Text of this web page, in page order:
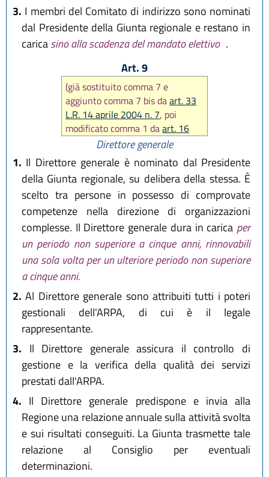
3. I membri del Comitato di indirizzo sono nominati
dal Presidente della Giunta regionale e restano in
caricasino alla scadenza del mandato elettivo .
Art. 9
(già sostituito comma 7 e
aggiunto comma 7 bis daart. 33
L.R. 14 aprile 2004 n. 7, poi
modificato comma 1 daart. 16
L.R. 30 luglio 2015 n. 13)
Direttore generale
1. Il Direttore generale è nominato dal Presidente
della Giunta regionale, su delibera della stessa. È
scelto tra persone in possesso di comprovate
competenze nella direzione di organizzazioni
complesse. Il Direttore generale dura in carica per
un periodo non superiore a cinque anni, rinnovabili
una sola volta per un ulteriore periodo non superiore
a cinque anni.
2. Al Direttore generale sono attribuiti tutti i poteri
gestionali dell'ARPA, di cui è il legale
rappresentante.
3. Il Direttore generale assicura il controllo di
gestione e la verifica della qualità dei servizi
prestati dall'ARPA.
4. Il Direttore generale predispone e invia alla
Regione una relazione annuale sulla attività svolta
e sui risultati conseguiti. La Giunta trasmette tale
relazione al Consiglio per eventuali
determinazioni.